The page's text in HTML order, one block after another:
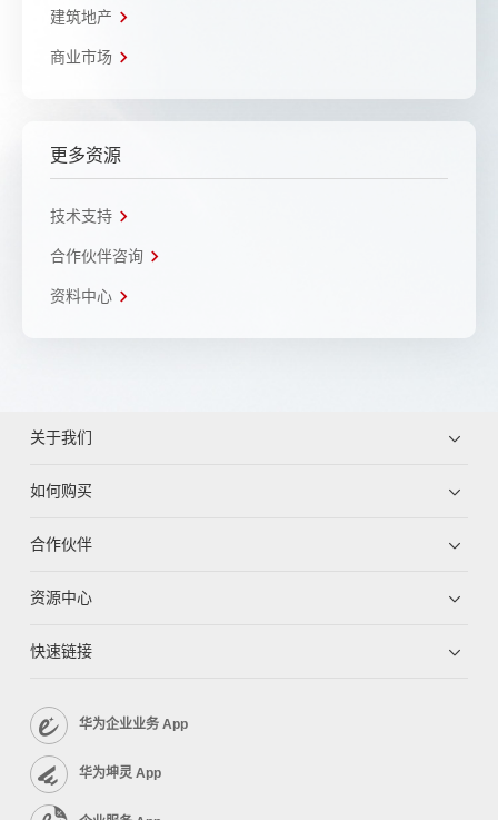
建筑地产
商业市场
更多资源
技术支持
合作伙伴咨询
资料中心
关于我们
如何购买
合作伙伴
资源中心
快速链接
华为企业业务 App
华为坤灵 App